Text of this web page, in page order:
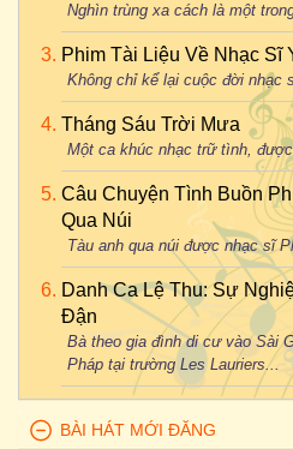
Nghìn trùng xa cách là một
Phim Tài Liệu Về Nhạc Sĩ
Không chỉ kể lại cuộc đời nhạc
Tháng Sáu Trời Mưa
Một ca khúc nhạc trữ tình,
Câu Chuyện Tình Buồn
Qua Núi
Tàu anh qua núi được nhạc sĩ
Danh Ca Lệ Thu: Sự
Đận
Bà theo gia đình di cư vào Sài
Pháp tại trường Les Lauriers...
BÀI HÁT MỚI ĐĂNG